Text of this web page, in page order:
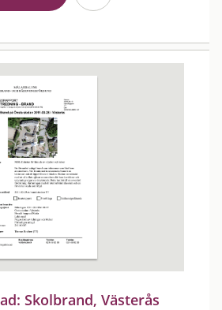
Skolbrand, Västerås